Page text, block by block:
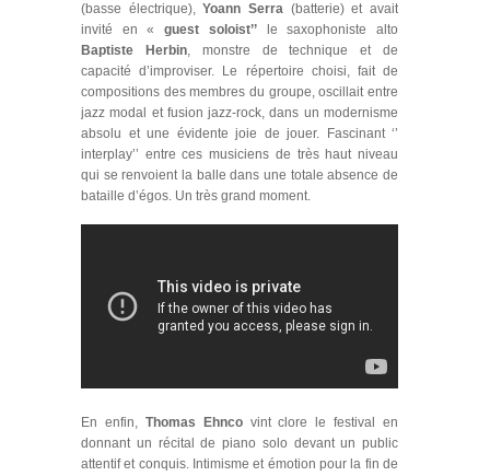
(basse électrique),Yoann Serra (batterie) et avait
invité en «guest soloist’’le saxophoniste alto
Baptiste Herbin, monstre de technique et de
capacité d’improviser. Le répertoire choisi, fait de
compositions des membres du groupe, oscillait entre
jazz modal et fusion jazz-rock, dans un modernisme
absolu et une évidente joie de jouer. Fascinant ‘’
interplay’’ entre ces musiciens de très haut niveau
qui se renvoient la balle dans une totale absence de
bataille d’égos. Un très grand moment.
En enfin, Thomas Ehncovint clore le festival en
donnant un récital de piano solo devant un public
attentif et conquis. Intimisme et émotion pour la fin de